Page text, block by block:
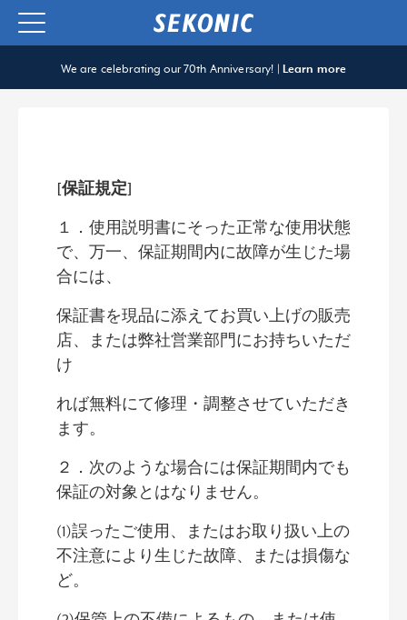
We are celebrating our 70th Anniversary! | Learn more
[保証規定]
１．使用説明書にそった正常な使用状態
で、万一、保証期間内に故障が生じた場
合には、
保証書を現品に添えてお買い上げの販売
店、または弊社営業部門にお持ちいただ
け
れば無料にて修理・調整させていただき
ます。
２．次のような場合には保証期間内でも
保証の対象とはなりません。
(1)誤ったご使用、またはお取り扱い上の
不注意により生じた故障、または損傷な
ど。